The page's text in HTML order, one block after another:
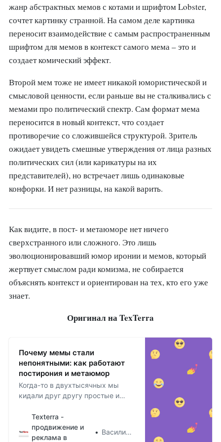
жанр абстрактных мемов с котами и шрифтом Lobster,
сочтет картинку странной. На самом деле картинка
переносит взаимодействие с самым распространенным
шрифтом для мемов в контекст самого мема – это и
создает комический эффект.
Второй мем тоже не имеет никакой юмористической и
смысловой ценности, если раньше вы не сталкивались с
мемами про политический спектр. Сам формат мема
переносится в новый контекст, что создает
противоречие со сложившейся структурой. Зритель
ожидает увидеть смешные утверждения от лица разных
политических сил (или карикатуры на их
представителей), но встречает лишь одинаковые
конфорки. И нет разницы, на какой варить.
Как видите, в пост- и метаюморе нет ничего
сверхстранного или сложного. Это лишь
эволюционировавший юмор иронии и мемов, который
жертвует смыслом ради комизма, не собирается
объяснять контекст и ориентирован на тех, кто его уже
знает.
Оригинал на TexTerra
Почему мемы стали
непонятными: как работают
постирония и метаюмор
Когда-то в двухтысячных мы
кидали друг другу простые и
Texterra -
продвижение и
реклама в
Василий Круглов